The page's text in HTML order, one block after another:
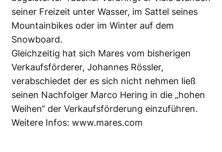
seiner Freizeit unter Wasser, im Sattel seines
Mountainbikes oder im Winter auf dem
Snowboard.
Gleichzeitig hat sich Mares vom bisherigen
Verkaufsförderer, Johannes Rössler,
verabschiedet der es sich nicht nehmen ließ
seinen Nachfolger Marco Hering in die „hohen
Weihen“ der Verkaufsförderung einzuführen.
Weitere Infos: www.mares.com